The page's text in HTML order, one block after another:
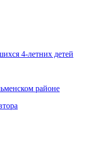
4-летних детей
районе